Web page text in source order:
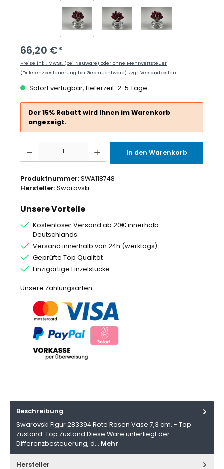
66,20 €*
Preise inkl. MwSt. (bei Neuware) oder ohne Mehrwertsteuer
(Differenzbesteuerung bei Gebrauchtware) zzgl. Versandkosten
Sofort verfügbar, Lieferzeit: 2-5 Tage
Der 15% Rabatt wird Ihnen im Warenkorb
angezeigt.
Produkt Anzahl: Gib den gewünschten Wert ein oder benutze die Schaltflächen
In den Warenkorb
Produktnummer:SWA118748
Hersteller:Swarovski
Unsere Vorteile
Kostenloser Versand ab 20€ innerhalb
Deutschlands
Versand innerhalb von 24h (werktags)
Geprüfte Top Qualität
Einzigartige Einzelstücke
Unsere Zahlungsarten:
Beschreibung
Swarovski Figur 283394 Rote Rosen Vase 7,3 cm. - Top
Zustand Top Zustand Diese Ware unterliegt der
Differenzbesteuerung, d… Mehr
Hersteller